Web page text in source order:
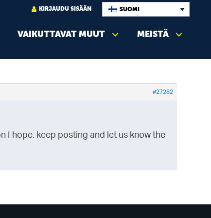
KIRJAUDU SISÄÄN SUOMI
VAIKUTTAVAT MUUT MEISTÄ
#27282
I hope. keep posting and let us know the